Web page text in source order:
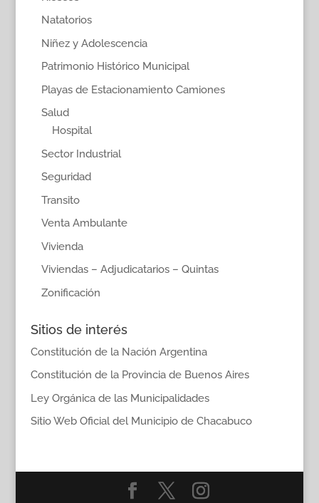
Natatorios
Niñez y Adolescencia
Patrimonio Histórico Municipal
Playas de Estacionamiento Camiones
Salud
Hospital
Sector Industrial
Seguridad
Transito
Venta Ambulante
Vivienda
Viviendas – Adjudicatarios – Quintas
Zonificación
Sitios de interés
Constitución de la Nación Argentina
Constitución de la Provincia de Buenos Aires
Ley Orgánica de las Municipalidades
Sitio Web Oficial del Municipio de Chacabuco